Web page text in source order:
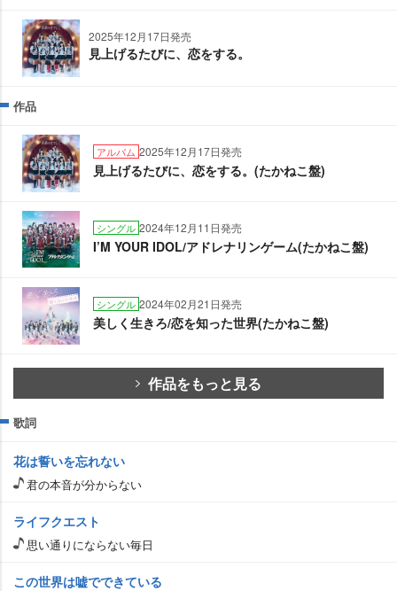
2025年12月17日発売
見上げるたびに、恋をする。
作品
アルバム 2025年12月17日発売
見上げるたびに、恋をする。(たかねこ盤)
シングル 2024年12月11日発売
I’M YOUR IDOL/アドレナリンゲーム(たかねこ盤)
シングル 2024年02月21日発売
美しく生きろ/恋を知った世界(たかねこ盤)
作品をもっと見る
歌詞
花は誓いを忘れない
君の本音が分からない
ライフクエスト
思い通りにならない毎日
この世界は嘘でできている